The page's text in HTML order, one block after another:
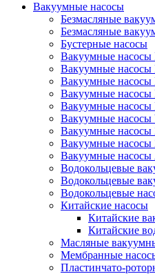
Вакуумные насосы
Безмасляные
Безмасляные
Бустерные насосы
Вакуумные насосы
Вакуумные насосы
Вакуумные насосы
Вакуумные насосы
Вакуумные насосы
Вакуумные насосы
Вакуумные насосы
Вакуумные насосы
Вакуумные насосы
Водокольцевые
Водокольцевые
Водокольцевые
Китайские насосы
Китайские
Китайские
Масляные
Мембранные
Пластинчато-